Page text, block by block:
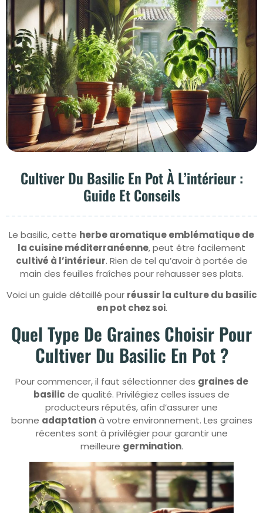
Cultiver Du Basilic En Pot À L’intérieur :
Guide Et Conseils
Le basilic, cette herbe aromatique emblématique de
la cuisine méditerranéenne, peut être facilement
cultivé à l’intérieur. Rien de tel qu’avoir à portée de
main des feuilles fraîches pour rehausser ses plats.
Voici un guide détaillé pour réussir la culture du basilic
en pot chez soi.
Quel Type De Graines Choisir Pour
Cultiver Du Basilic En Pot ?
Pour commencer, il faut sélectionner des graines de
basilic de qualité. Privilégiez celles issues de
producteurs réputés, afin d’assurer une
bonne adaptationà votre environnement. Les graines
récentes sont à privilégier pour garantir une
meilleure germination.